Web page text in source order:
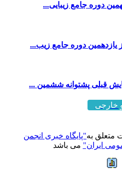
دوره جامع زیبایی...
یازدهمین دوره جامع زیب...
قبلی پشتوانه ششمین ...
خارجی
متعلق به"پایگاه خبری انجمن
ایران" می باشد